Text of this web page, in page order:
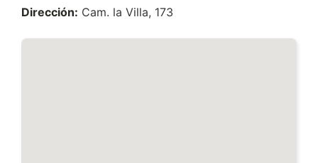
Dirección: Cam. la Villa, 173